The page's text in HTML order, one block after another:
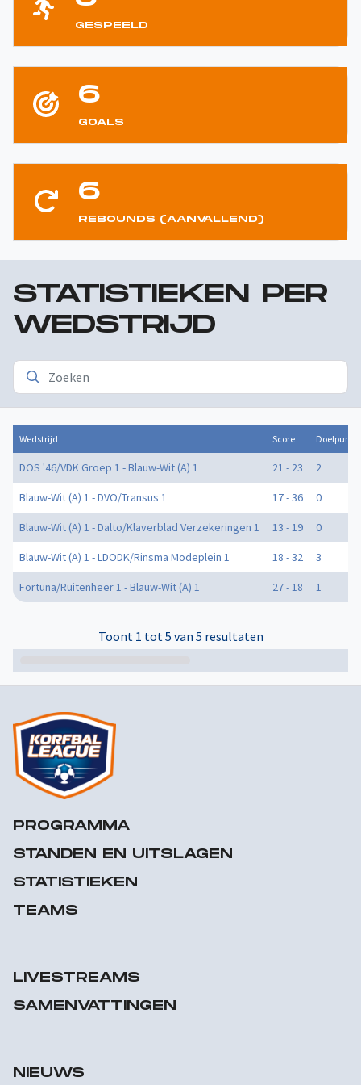
GESPEELD
6
GOALS
6
REBOUNDS (AANVALLEND)
STATISTIEKEN PER
WEDSTRIJD
Wedstrijd Score
DOS '46/VDK Groep 1 - Blauw-Wit (A) 1 21 - 23 2
Blauw-Wit (A) 1 - DVO/Transus 1 17 - 36 0
Blauw-Wit (A) 1 - Dalto/Klaverblad Verzekeringen 1 13 - 19 0
Blauw-Wit (A) 1 - LDODK/Rinsma Modeplein 1 18 - 32 3
Fortuna/Ruitenheer 1 - Blauw-Wit (A) 1 27 - 18 1
Toont 1 tot 5 van 5 resultaten
PROGRAMMA
STANDEN EN UITSLAGEN
STATISTIEKEN
TEAMS
LIVESTREAMS
SAMENVATTINGEN
NIEUWS